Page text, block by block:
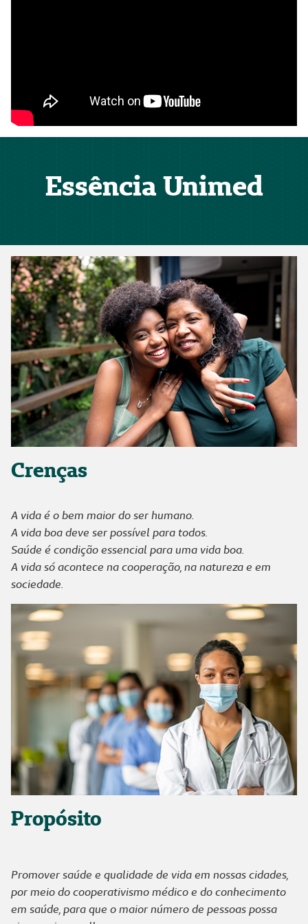
Essência Unimed
Crenças
A vida é o bem maior do ser humano.
A vida boa deve ser possível para todos.
Saúde é condição essencial para uma vida boa.
A vida só acontece na cooperação, na natureza e em
sociedade.
Propósito
Promover saúde e qualidade de vida em nossas cidades,
por meio do cooperativismo médico e do conhecimento
em saúde, para que o maior número de pessoas possa